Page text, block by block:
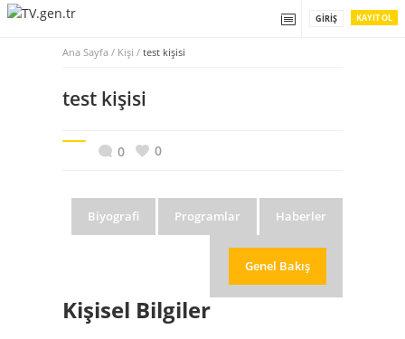
KAYIT OL
GIRIŞ
Ana Sayfa / Kişi / test kişisi
test kişisi
0 0
Haberler
Programlar
Biyografi
Genel Bakış
Kişisel Bilgiler